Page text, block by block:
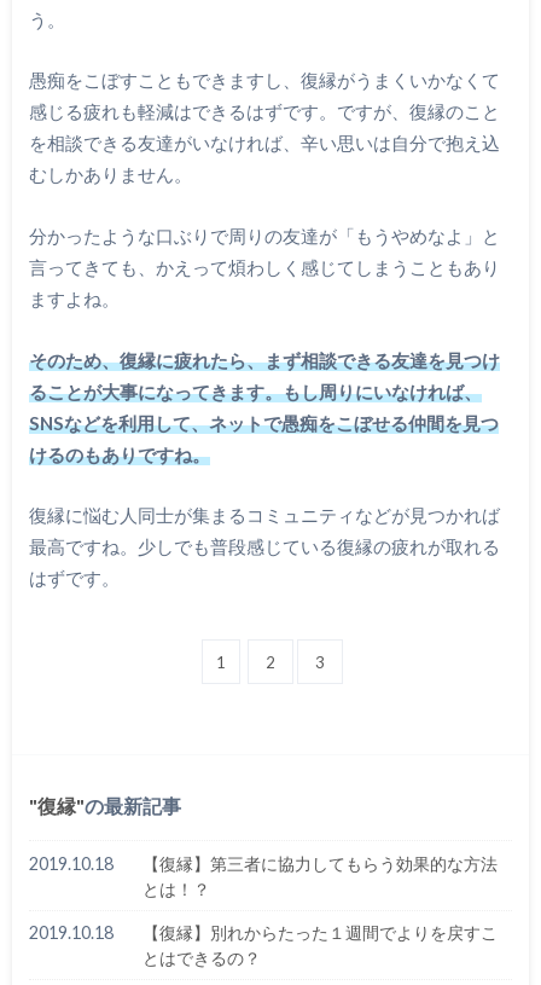
う。
愚痴をこぼすこともできますし、復縁がうまくいかなくて
感じる疲れも軽減はできるはずです。ですが、復縁のこと
を相談できる友達がいなければ、辛い思いは自分で抱え込
むしかありません。
分かったような口ぶりで周りの友達が「もうやめなよ」と
言ってきても、かえって煩わしく感じてしまうこともあり
ますよね。
そのため、復縁に疲れたら、まず相談できる友達を見つけ
ることが大事になってきます。もし周りにいなければ、
SNSなどを利用して、ネットで愚痴をこぼせる仲間を見つ
けるのもありですね。
復縁に悩む人同士が集まるコミュニティなどが見つかれば
最高ですね。少しでも普段感じている復縁の疲れが取れる
はずです。
1 2 3
復縁 の最新記事
2019.10.18
【復縁】第三者に協力してもらう効果的な方法
とは！？
2019.10.18
【復縁】別れからたった１週間でよりを戻すこ
とはできるの？